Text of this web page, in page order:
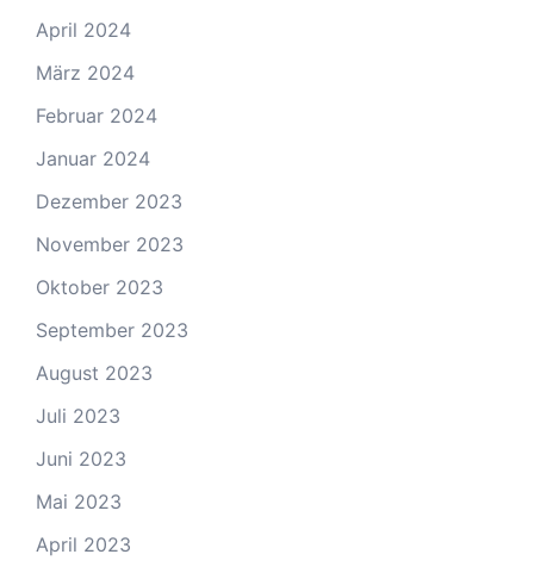
April 2024
März 2024
Februar 2024
Januar 2024
Dezember 2023
November 2023
Oktober 2023
September 2023
August 2023
Juli 2023
Juni 2023
Mai 2023
April 2023